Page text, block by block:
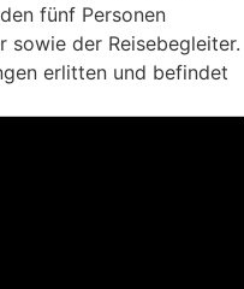
fünf Personen
der Reisebegleiter.
erlitten und befindet